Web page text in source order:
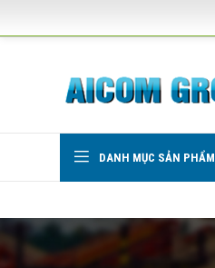
DANH MỤC SẢN PHẨM